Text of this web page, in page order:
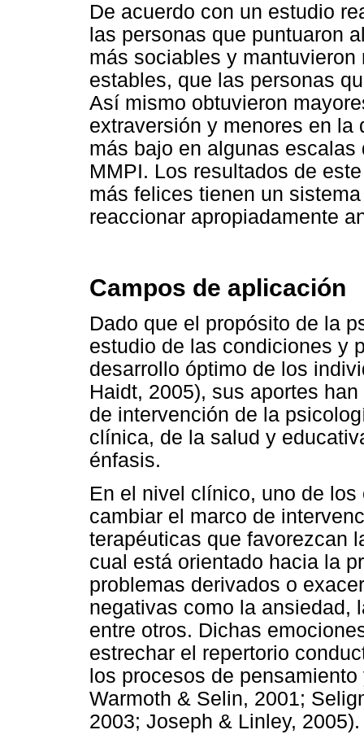
De acuerdo con un estudio
las personas que puntuaron
más sociables y
estables, que las personas
Así mismo obtuvieron
extraversión y menores en la
más bajo en algunas
MMPI. Los resultados de
más felices tienen un
reaccionar apropiadamente
Campos de aplicación
Dado que el propósito de la
estudio de las condiciones y
desarrollo óptimo de los
Haidt, 2005), sus aportes
de intervención de la
clínica, de la salud y
énfasis.
En el nivel clínico, uno de
cambiar el marco de
terapéuticas que favorezcan
cual está orientado hacia la
problemas derivados o
negativas como la ansiedad,
entre otros. Dichas
estrechar el repertorio
los procesos de
Warmoth & Selin, 2001;
2003; Joseph & Linley, 2005).